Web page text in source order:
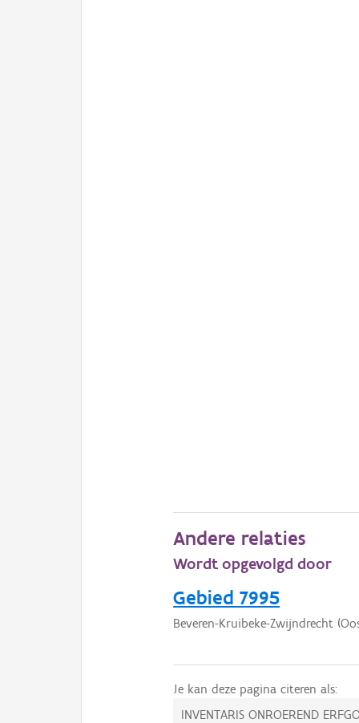
Andere relaties
Wordt opgevolgd door
Gebied 7995
Beveren-Kruibeke-Zwijndrecht
Je kan deze pagina citeren als:
INVENTARIS ONROEREND